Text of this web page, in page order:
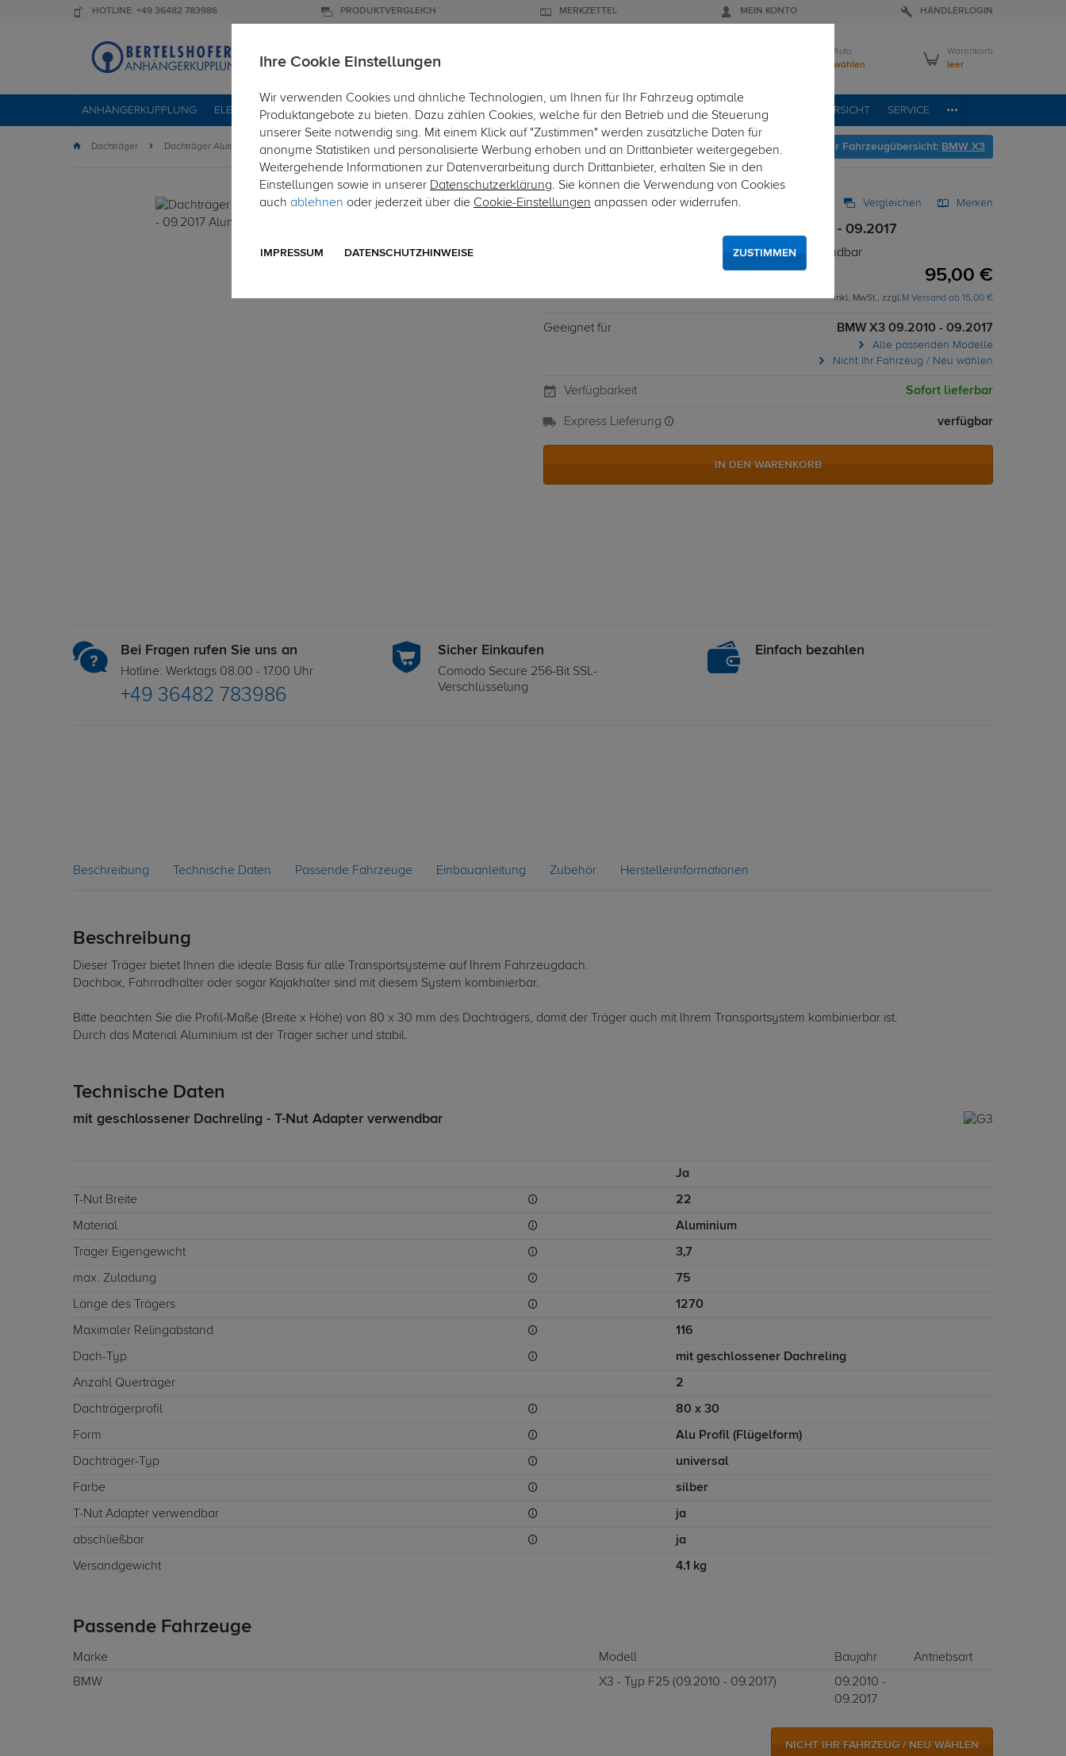
HOTLINE: +49 36482 783986 PRODUKTVERGLEICH MERKZETTEL MEIN KONTO HÄNDLERLOGIN
Mein Auto
Bitte wählen
Warenkorb
leer
ANHÄNGERKUPPLUNG ELEKTROSÄTZE DACHTRÄGER DACHBOXEN FAHRRADTRÄGER ZUBEHÖR EINBAUSERVICE FAHRZEUGÜBERSICHT SERVICE
Dachträger Dachträger Aluminium Hier geht's zur Fahrzeugübersicht: BMW X3
Art.-Nr. DATR6165-34 Vergleichen Merken
Dachträger G3 Clop airflow BMW X3 09.2010 - 09.2017
mit geschlossener Dachreling - T-Nut Adapter verwendbar
95,00 €
inkl. MwSt., zzgl.M Versand ab 15,00 €
Geeignet für BMW X3 09.2010 - 09.2017
Alle passenden Modelle
Nicht Ihr Fahrzeug / Neu wählen
Verfügbarkeit Sofort lieferbar
Express Lieferung verfügbar
IN DEN WARENKORB
Bei Fragen rufen Sie uns an
Hotline: Werktags 08.00 - 17.00 Uhr
+49 36482 783986
Sicher Einkaufen
Comodo Secure 256-Bit SSL-
Verschlüsselung
Einfach bezahlen
Beschreibung Technische Daten Passende Fahrzeuge Einbauanleitung Zubehör Herstellerinformationen
Beschreibung
Dieser Träger bietet Ihnen die ideale Basis für alle Transportsysteme auf Ihrem Fahrzeugdach.
Dachbox, Fahrradhalter oder sogar Kajakhalter sind mit diesem System kombinierbar.
Bitte beachten Sie die Profil-Maße (Breite x Höhe) von 80 x 30 mm des Dachträgers, damit der Träger auch mit Ihrem Transportsystem kombinierbar ist.
Durch das Material Aluminium ist der Träger sicher und stabil.
Technische Daten
mit geschlossener Dachreling - T-Nut Adapter verwendbar
Ja
T-Nut Breite 22
Material Aluminium
Träger Eigengewicht 3,7
max. Zuladung 75
Länge des Trägers 1270
Maximaler Relingabstand 116
Dach-Typ mit geschlossener Dachreling
Anzahl Querträger 2
Dachträgerprofil 80 x 30
Form Alu Profil (Flügelform)
Dachträger-Typ universal
Farbe silber
T-Nut Adapter verwendbar ja
abschließbar ja
Versandgewicht 4.1 kg
Passende Fahrzeuge
Marke Modell Baujahr
Antriebsart
BMW
X3 - Typ F25 (09.2010 - 09.2017)
09.2010 -
09.2017
NICHT IHR FAHRZEUG / NEU WÄHLEN
Ihre Cookie Einstellungen
Wir verwenden Cookies und ähnliche Technologien, um Ihnen für Ihr Fahrzeug optimale
Produktangebote zu bieten. Dazu zählen Cookies, welche für den Betrieb und die Steuerung
unserer Seite notwendig sing. Mit einem Klick auf "Zustimmen" werden zusätzliche Daten für
anonyme Statistiken und personalisierte Werbung erhoben und an Drittanbieter weitergegeben.
Weitergehende Informationen zur Datenverarbeitung durch Drittanbieter, erhalten Sie in den
Einstellungen sowie in unserer Datenschutzerklärung. Sie können die Verwendung von Cookies
auch ablehnen oder jederzeit über die Cookie-Einstellungen anpassen oder widerrufen.
IMPRESSUM DATENSCHUTZHINWEISE ZUSTIMMEN